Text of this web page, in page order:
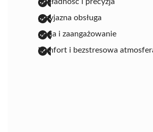
przyjazna obsługa
pasja i zaangażowanie
komfort i bezstresowa